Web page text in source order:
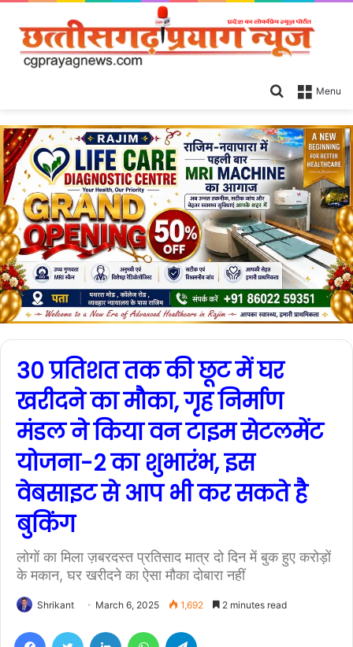
Menu
Search
30 प्रतिशत तक की छूट में घर
खरीदने का मौका, गृह निर्माण
मंडल ने किया वन टाइम सेटलमेंट
योजना-2 का शुभारंभ, इस
वेबसाइट से आप भी कर सकते है
बुकिंग
लोगों का मिला ज़बरदस्त प्रतिसाद मात्र दो दिन में बुक हुए करोड़ों
के मकान, घर खरीदने का ऐसा मौका दोबारा नहीं
Shrikant March 6, 2025 1,692 2 minutes read